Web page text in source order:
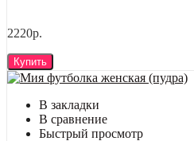
2220р.
Купить
В закладки
В сравнение
Быстрый просмотр